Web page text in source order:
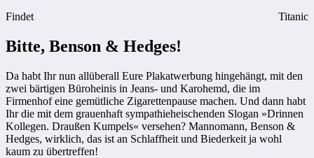
Findet
Titanic
Bitte, Benson & Hedges!
Da habt Ihr nun allüberall Eure Plakatwerbung hingehängt, mit den
zwei bärtigen Büroheinis in Jeans- und Karohemd, die im
Firmenhof eine gemütliche Zigarettenpause machen. Und dann habt
Ihr die mit dem grauenhaft sympathieheischenden Slogan »Drinnen
Kollegen. Draußen Kumpels« versehen? Mannomann, Benson &
Hedges, wirklich, das ist an Schlaffheit und Biederkeit ja wohl
kaum zu übertreffen!